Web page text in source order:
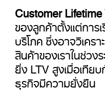
Customer
ของลูกค้าตั้งแต่การ
บริโภค ซึ่งอาจวิเคร
สินค้าของเราในช่วง
ยิ่ง LTV สูงเมื่อเทีย
ธุรกิจมีความยั่งยืน